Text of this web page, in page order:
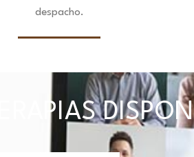
despacho.